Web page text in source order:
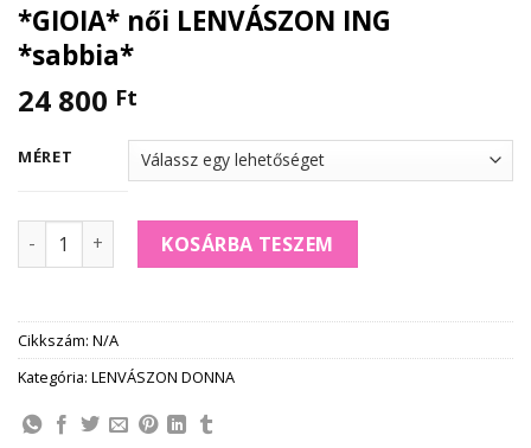
*GIOIA* női LENVÁSZON ING
*sabbia*
24 800 Ft
MÉRET
*GIOIA* női LENVÁSZON ING *sabbia* mennyiség
KOSÁRBA TESZEM
Cikkszám: N/A
Kategória: LENVÁSZON DONNA